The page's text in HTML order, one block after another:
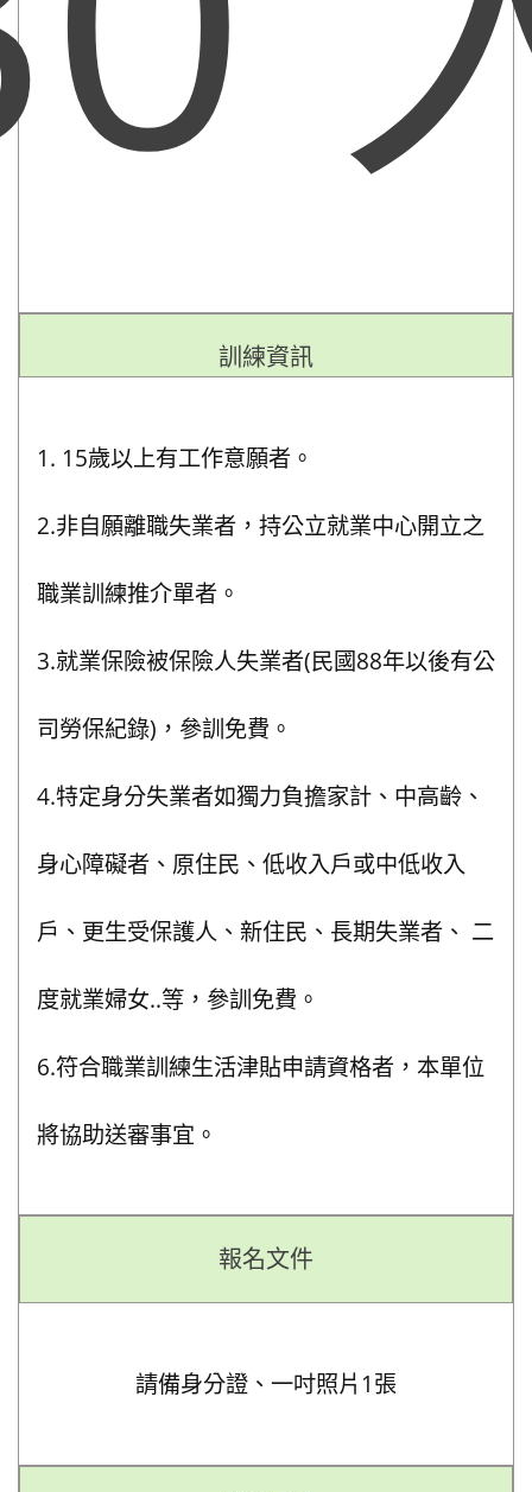
訓練資訊
1. 15歲以上有工作意願者。
2.非自願離職失業者，持公立就業中心開立之
職業訓練推介單者。
3.就業保險被保險人失業者(民國88年以後有公
司勞保紀錄)，參訓免費。
4.特定身分失業者如獨力負擔家計、中高齡、
身心障礙者、原住民、低收入戶或中低收入
戶、更生受保護人、新住民、長期失業者、 二
度就業婦女..等，參訓免費。
6.符合職業訓練生活津貼申請資格者，本單位
將協助送審事宜。
報名文件
請備身分證、一吋照片1張